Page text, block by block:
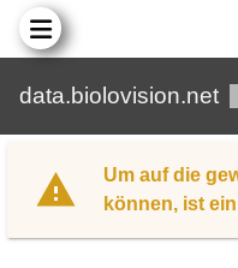
data.biolovision.net
Um auf die
können, ist